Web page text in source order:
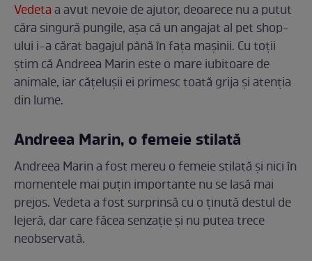
Vedetaa avut nevoie de ajutor, deoarece nu a putut
căra singură pungile, așa că un angajat al pet shop-
ului i-a cărat bagajul până în fața mașinii. Cu toții
știm că Andreea Marin este o mare iubitoare de
animale, iar cățelușii ei primesc toată grija și atenția
din lume.
Andreea Marin, o femeie stilată
Andreea Marin a fost mereu o femeie stilată și nici în
momentele mai puțin importante nu se lasă mai
prejos. Vedeta a fost surprinsă cu o ținută destul de
lejeră, dar care făcea senzație și nu putea trece
neobservată.